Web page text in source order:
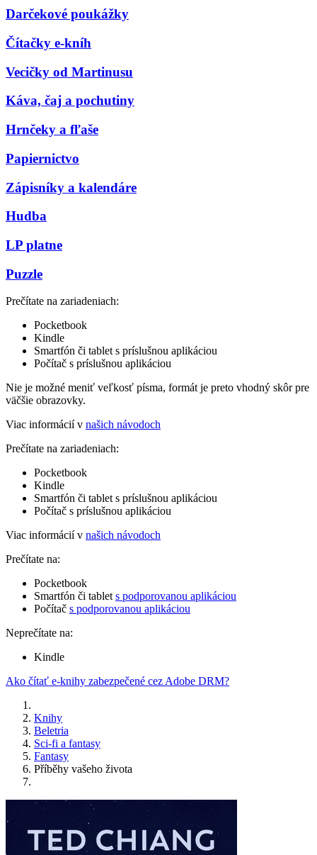
Darčekové poukážky
Čítačky e-kníh
Vecičky od Martinusu
Káva, čaj a pochutiny
Hrnčeky a fľaše
Papiernictvo
Zápisníky a kalendáre
Hudba
LP platne
Puzzle
Prečítate na zariadeniach:
Pocketbook
Kindle
Smartfón či tablet s príslušnou aplikáciou
Počítač s príslušnou aplikáciou
Nie je možné meniť veľkosť písma, formát je preto vhodný skôr pre
väčšie obrazovky.
Viac informácií v našich návodoch
Prečítate na zariadeniach:
Pocketbook
Kindle
Smartfón či tablet s príslušnou aplikáciou
Počítač s príslušnou aplikáciou
Viac informácií v našich návodoch
Prečítate na:
Pocketbook
Smartfón či tablet s podporovanou aplikáciou
Počítač s podporovanou aplikáciou
Neprečítate na:
Kindle
Ako čítať e-knihy zabezpečené cez Adobe DRM?
Knihy
Beletria
Sci-fi a fantasy
Fantasy
Příběhy vašeho života